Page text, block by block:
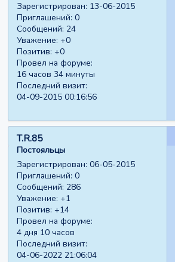
Зарегистрирован: 13-06-2015
Приглашений: 0
Сообщений: 24
Уважение: +0
Позитив: +0
Провел на форуме:
16 часов 34 минуты
Последний визит:
04-09-2015 00:16:56
T.R.85
Постояльцы
Зарегистрирован: 06-05-2015
Приглашений: 0
Сообщений: 286
Уважение: +1
Позитив: +14
Провел на форуме:
4 дня 10 часов
Последний визит:
04-06-2022 21:06:04